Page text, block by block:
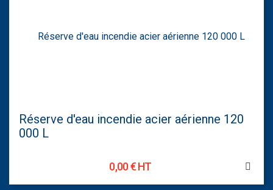
Réserve d'eau incendie acier aérienne 120
000 L
0,00 € HT